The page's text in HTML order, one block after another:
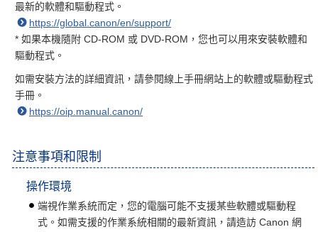
最新的軟體和驅動程式。
https://global.canon/en/support/
* 如果本機隨附 CD-ROM 或 DVD-ROM，您也可以用來安裝軟體和
驅動程式。
如需安裝方法的詳細資訊，請參閱線上手冊網站上的軟體或驅動程式
手冊。
https://oip.manual.canon/
注意事項和限制
操作環境
端視作業系統而定，您的電腦可能不支援某些軟體或驅動程
式。如需支援的作業系統相關的最新資訊，請造訪 Canon 網